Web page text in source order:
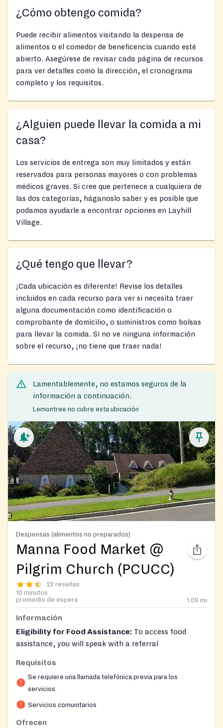
¿Cómo obtengo comida?
Puede recibir alimentos visitando la despensa de
alimentos o el comedor de beneficencia cuando esté
abierto. Asegúrese de revisar cada página de recursos
para ver detalles como la dirección, el cronograma
completo y los requisitos.
¿Alguien puede llevar la comida a mi
casa?
Los servicios de entrega son muy limitados y están
reservados para personas mayores o con problemas
médicos graves. Si cree que pertenece a cualquiera de
las dos categorías, háganoslo saber y es posible que
podamos ayudarle a encontrar opciones en Layhill
Village.
¿Qué tengo que llevar?
¡Cada ubicación es diferente! Revise los detalles
incluidos en cada recurso para ver si necesita traer
alguna documentación como identificación o
comprobante de domicilio, o suministros como bolsas
para llevar la comida. Si no ve ninguna información
sobre el recurso, ¡no tiene que traer nada!
Lamentablemente, no estamos seguros de la
información a continuación.
Lemontree no cubre esta ubicación
Despensas (alimentos no preparados)
Manna Food Market @
Pilgrim Church (PCUCC)
22 reseñas
10 minutos
promedio de espera
1.09 mi
Información
Eligibility for Food Assistance: To access food
assistance, you will speak with a referral
determine eligibility:
Are you a Montgomery County resident?
Requisitos
Se requiere una llamada telefónica previa para los
servicios.
Servicios comunitarios
Ofrecen